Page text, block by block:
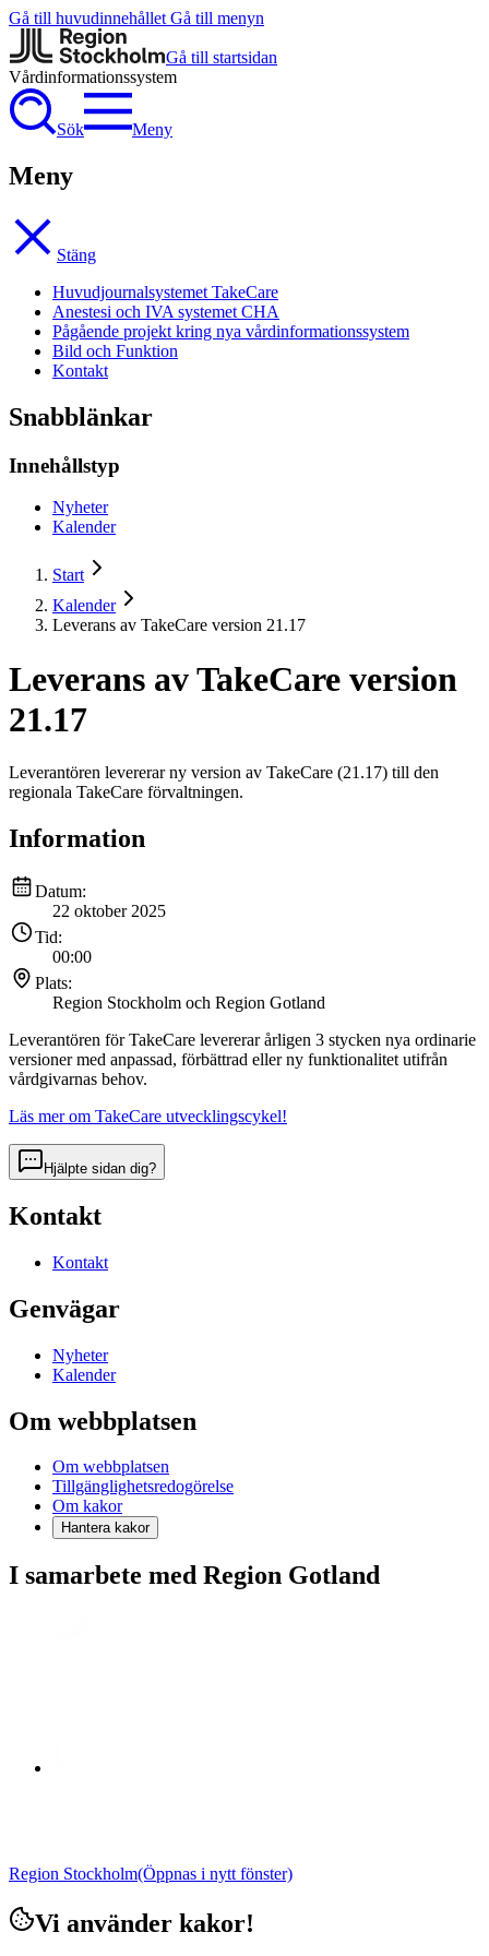
Gå till huvudinnehållet Gå till menyn
Gå till startsidan
Vårdinformationssystem
Sök Meny
Meny
Stäng
Huvudjournalsystemet TakeCare
Anestesi och IVA systemet CHA
Pågående projekt kring nya vårdinformationssystem
Bild och Funktion
Kontakt
Snabblänkar
Innehållstyp
Nyheter
Kalender
Start
Kalender
Leverans av TakeCare version 21.17
Leverans av TakeCare version
21.17
Leverantören levererar ny version av TakeCare (21.17) till den
regionala TakeCare förvaltningen.
Information
Datum:
22 oktober 2025
Tid:
00:00
Plats:
Region Stockholm och Region Gotland
Leverantören förTakeCare levererar årligen 3 stycken nya ordinarie
versioner med anpassad, förbättrad eller ny funktionalitet utifrån
vårdgivarnas behov.
Läs mer om TakeCare utvecklingscykel!
Hjälpte sidan dig?
Kontakt
Kontakt
Genvägar
Nyheter
Kalender
Om webbplatsen
Om webbplatsen
Tillgänglighetsredogörelse
Om kakor
Hantera kakor
I samarbete med Region Gotland
Region Stockholm(Öppnas i nytt fönster)
Vi använder kakor!